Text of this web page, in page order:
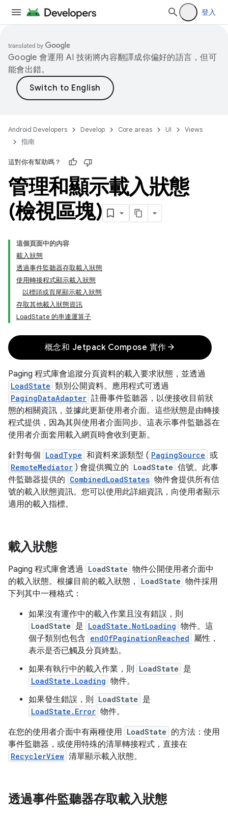
登入
Google 會運用 AI 技術將內容翻譯成你偏好的語言，但可
能會出錯。
Android Developers Develop Core areas UI
Views
指南
這對你有幫助嗎？
管理和顯示載入狀態
(檢視區塊)
這個頁面中的內容
載入狀態
透過事件監聽器存取載入狀態
使用轉接程式顯示載入狀態
以標頭或頁尾顯示載入狀態
存取其他載入狀態資訊
LoadState 的串連運算子
概念和 Jetpack Compose 實作 arrow_forward
Paging 程式庫會追蹤分頁資料的載入要求狀態，並透過
LoadState 類別公開資料。應用程式可透過
PagingDataAdapter 註冊事件監聽器，以便接收目前狀
態的相關資訊，並據此更新使用者介面。這些狀態是由轉接
程式提供，因為其與使用者介面同步。這表示事件監聽器在
使用者介面套用載入網頁時會收到更新。
針對每個 LoadType 和資料來源類型 ( PagingSource 或
RemoteMediator ) 會提供獨立的 LoadState 信號。此事
件監聽器提供的 CombinedLoadStates 物件會提供所有信
號的載入狀態資訊。您可以使用此詳細資訊，向使用者顯示
適用的載入指標。
載入狀態
Paging 程式庫會透過 LoadState 物件公開使用者介面中
的載入狀態。根據目前的載入狀態，
LoadState 物件採用
下列其中一種格式：
如果沒有運作中的載入作業且沒有錯誤，則
LoadState 是 LoadState.NotLoading 物件。這
個子類別也包含 endOfPaginationReached 屬性，
表示是否已觸及分頁終點。
如果有執行中的載入作業，則
LoadState 是
LoadState.Loading 物件。
如果發生錯誤，則
LoadState 是
LoadState.Error 物件。
在您的使用者介面中有兩種使用 LoadState 的方法：使用
事件監聽器，或使用特殊的清單轉接程式，直接在
RecyclerView 清單顯示載入狀態。
透過事件監聽器存取載入狀態